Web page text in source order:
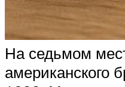
На седьмом
американского